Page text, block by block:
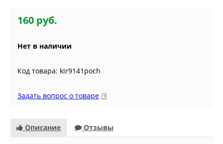
160 руб.
Нет в наличии
Код товара: kir9141poch
Задать вопрос о товаре
Описание Отзывы